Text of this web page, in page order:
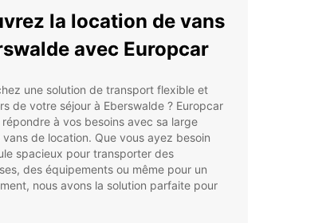
la location de vans
avec Europcar
une solution de transport flexible et
de votre séjour à Eberswalde ? Europcar
à vos besoins avec sa large
de location. Que vous ayez besoin
spacieux pour transporter des
des équipements ou même pour un
nous avons la solution parfaite pour